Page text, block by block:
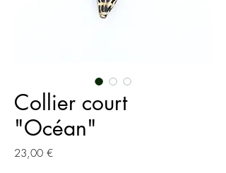
Collier court
"Océan"
23,00 €Prix